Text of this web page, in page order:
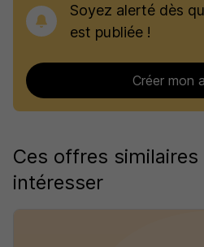
Soyez alerté dès
est publiée !
Créer mon
Ces offres
intéresser